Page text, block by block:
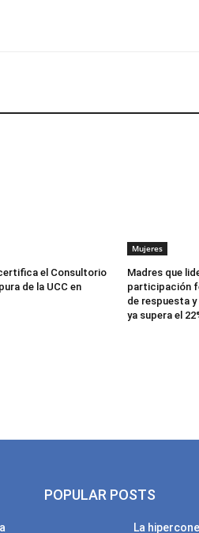
el Consultorio
de la UCC en
Mujeres
Madres que
participación
de respuesta
ya supera el
POPULAR POSTS
La